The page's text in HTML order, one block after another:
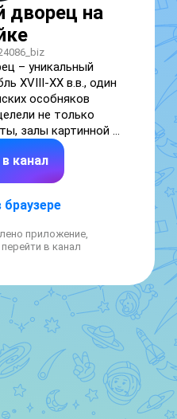
дворец на
– уникальный
XVIII-XX в.в., один
особняков
не только
залы картинной
театр, но и
семьи Юсуповых,
обаяние прежних
канал
приложение,
в канал